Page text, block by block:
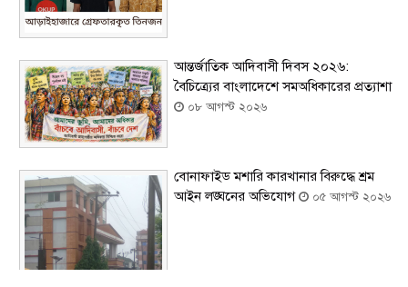
আন্তর্জাতিক আদিবাসী দিবস ২০২৬:
বৈচিত্র্যের বাংলাদেশে সমঅধিকারের প্রত্যাশা
০৮ আগস্ট ২০২৬
বোনাফাইড মশারি কারখানার বিরুদ্ধে শ্রম
আইন লঙ্ঘনের অভিযোগ
০৫ আগস্ট ২০২৬